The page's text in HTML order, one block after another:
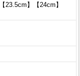
23.5cm】【24cm】